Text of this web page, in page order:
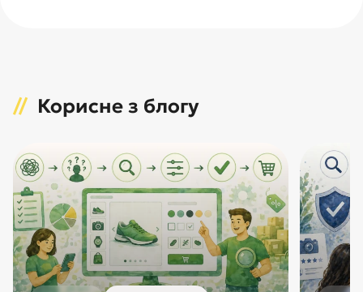
Корисне з блогу